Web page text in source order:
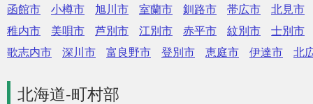
函館市 小樽市 旭川市 室蘭市 釧路市 帯広市
北見市
稚内市
美唄市 芦別市 江別市 赤平市 紋別市
士別市
歌志内市
深川市 富良野市 登別市 恵庭市 伊達市 北
北海道-町村部